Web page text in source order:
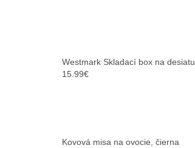
Westmark Skladací box na desiatu
15.99€
Kovová misa na ovocie, čierna